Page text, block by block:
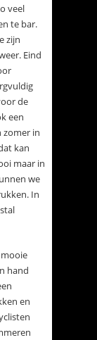
veel
te bar.
zijn
Eind
de
een
zomer in
kan
maar in
we
In
hand
en